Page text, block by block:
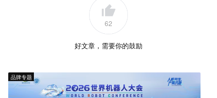
62
好文章，需要你的鼓励
品牌专题